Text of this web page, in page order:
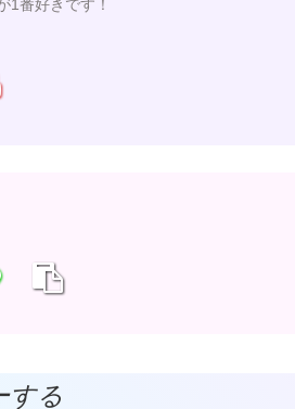
1番好きです！
する